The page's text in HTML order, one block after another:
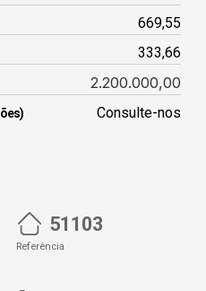
669,55
333,66
2.200.000,00
Consulte-nos
51103
Referência